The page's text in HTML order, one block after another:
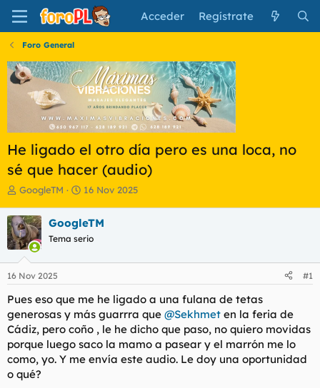
Acceder Regístrate
Foro General
He ligado el otro día pero es una loca, no
sé que hacer (audio)
I
i
c
i
a
d
o
d
e
l
t
e
a
GoogleTM
F
h
a
e
i
c
i
o
16 Nov 2025
GoogleTM
Tema serio
16 Nov 2025 #1
Pues eso que me he ligado a una fulana de tetas
generosas y más guarrra que @Sekhmet en la feria de
Cádiz, pero coño , le he dicho que paso, no quiero movidas
porque luego saco la mamo a pasear y el marrón me lo
como, yo. Y me envía este audio. Le doy una oportunidad
o qué?